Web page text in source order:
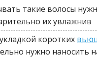
такие волосы
их увлажнив
коротких
нужно наносить